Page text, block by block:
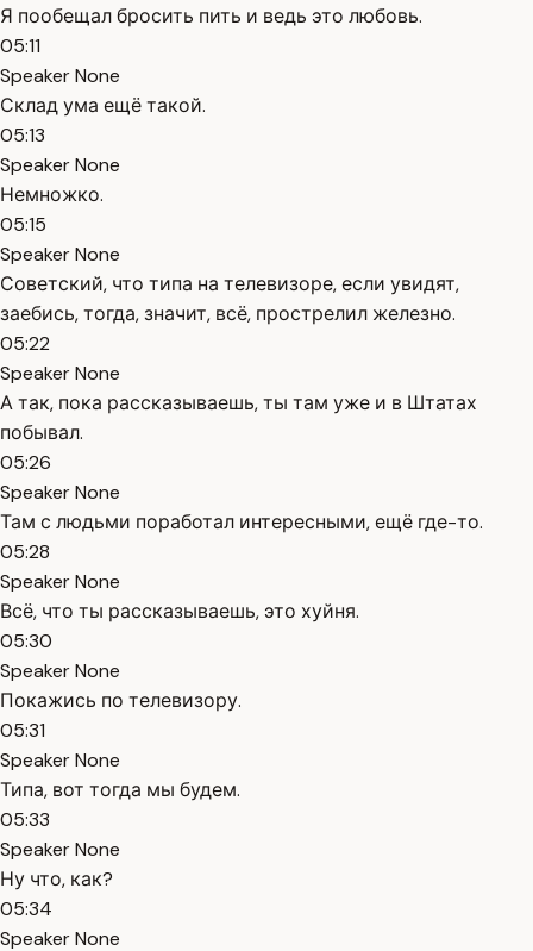
Я пообещал бросить пить и ведь это любовь.
05:11
Speaker None
Склад ума ещё такой.
05:13
Speaker None
Немножко.
05:15
Speaker None
Советский, что типа на телевизоре, если увидят,
заебись, тогда, значит, всё, прострелил железно.
05:22
Speaker None
А так, пока рассказываешь, ты там уже и в Штатах
побывал.
05:26
Speaker None
Там с людьми поработал интересными, ещё где-то.
05:28
Speaker None
Всё, что ты рассказываешь, это хуйня.
05:30
Speaker None
Покажись по телевизору.
05:31
Speaker None
Типа, вот тогда мы будем.
05:33
Speaker None
Ну что, как?
05:34
Speaker None